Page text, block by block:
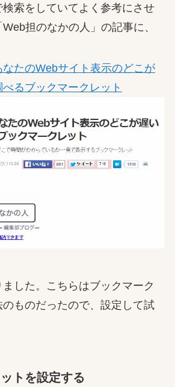
索をしていてよく参考にさせ
担のなかの人」の記事に、
なたのWebサイト表示のどこが
るブックマークレット
した。こちらはブックマーク
ものだったので、設定して試
トを設定する